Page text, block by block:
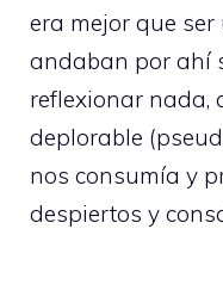
era mejor que
andaban por ahí
reflexionar nada,
deplorable
nos consumía y
despiertos y